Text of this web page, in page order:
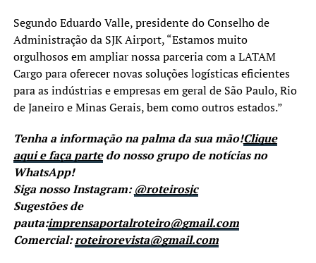
Segundo Eduardo Valle, presidente do Conselho de
Administração da SJK Airport, “Estamos muito
orgulhosos em ampliar nossa parceria com a LATAM
Cargo para oferecer novas soluções logísticas eficientes
para as indústrias e empresas em geral de São Paulo, Rio
de Janeiro e Minas Gerais, bem como outros estados.”
Tenha a informação na palma da sua mão!Clique
aqui e faça partedo nosso grupo de notícias no
WhatsApp!
Siga nosso Instagram:@roteirosjc
Sugestões de
pauta:imprensaportalroteiro@gmail.com
Comercial:roteirorevista@gmail.com